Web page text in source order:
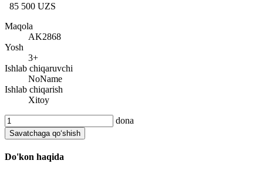
85 500 UZS
Maqola
AK2868
Yosh
3+
Ishlab chiqaruvchi
NoName
Ishlab chiqarish
Xitoy
dona
Savatchaga qo‘shish
Do'kon haqida